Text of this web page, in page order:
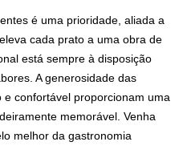
é uma prioridade, aliada a
cada prato a uma obra de
está sempre à disposição
A generosidade das
confortável proporcionam uma
memorável. Venha
melhor da gastronomia